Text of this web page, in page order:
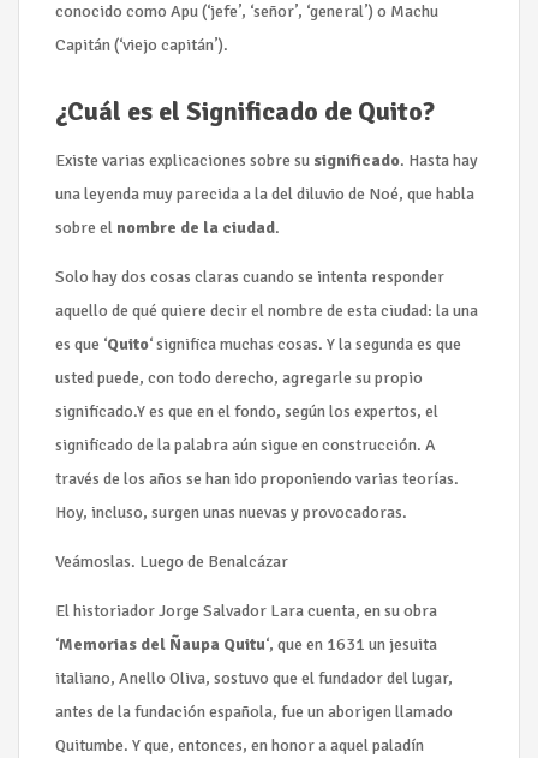
conocido como Apu (‘jefe’, ‘señor’, ‘general’) o Machu
Capitán (‘viejo capitán’).
¿Cuál es el Significado de Quito?
Existe varias explicaciones sobre su significado. Hasta hay
una leyenda muy parecida a la del diluvio de Noé, que habla
sobre el nombre de la ciudad.
Solo hay dos cosas claras cuando se intenta responder
aquello de qué quiere decir el nombre de esta ciudad: la una
es que ‘Quito‘ significa muchas cosas. Y la segunda es que
usted puede, con todo derecho, agregarle su propio
significado.Y es que en el fondo, según los expertos, el
significado de la palabra aún sigue en construcción. A
través de los años se han ido proponiendo varias teorías.
Hoy, incluso, surgen unas nuevas y provocadoras.
Veámoslas. Luego de Benalcázar
El historiador Jorge Salvador Lara cuenta, en su obra
‘Memorias del Ñaupa Quitu‘, que en 1631 un jesuita
italiano, Anello Oliva, sostuvo que el fundador del lugar,
antes de la fundación española, fue un aborigen llamado
Quitumbe. Y que, entonces, en honor a aquel paladín